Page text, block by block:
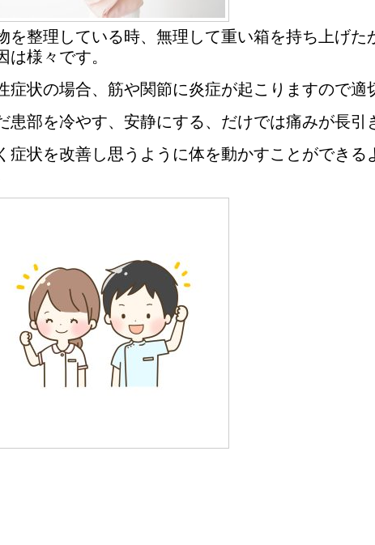
を整理している時、無理して重い箱を持ち上げた
は様々です。
症状の場合、筋や関節に炎症が起こりますので適
患部を冷やす、安静にする、だけでは痛みが長引
症状を改善し思うように体を動かすことができ